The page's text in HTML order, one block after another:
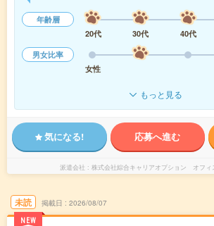
年齢層
20代
30代 40代
男女比率
女性
もっと見る
気になる! 応募へ進む
派遣会社 株式会社綜合キャリアオプション オフィ
未読
NEW
掲載日 2026/08/07